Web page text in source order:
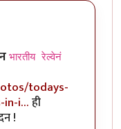
भारतीय रेल्वेनं
todays-
in-i…ही
!